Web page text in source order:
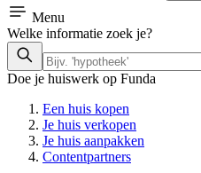
Menu
Welke informatie zoek je?
Doe je huiswerk op Funda
Een huis kopen
Je huis verkopen
Je huis aanpakken
Contentpartners